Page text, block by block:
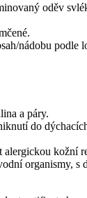
oděv
nádobu podle
a páry.
do
kožní
organismy, s